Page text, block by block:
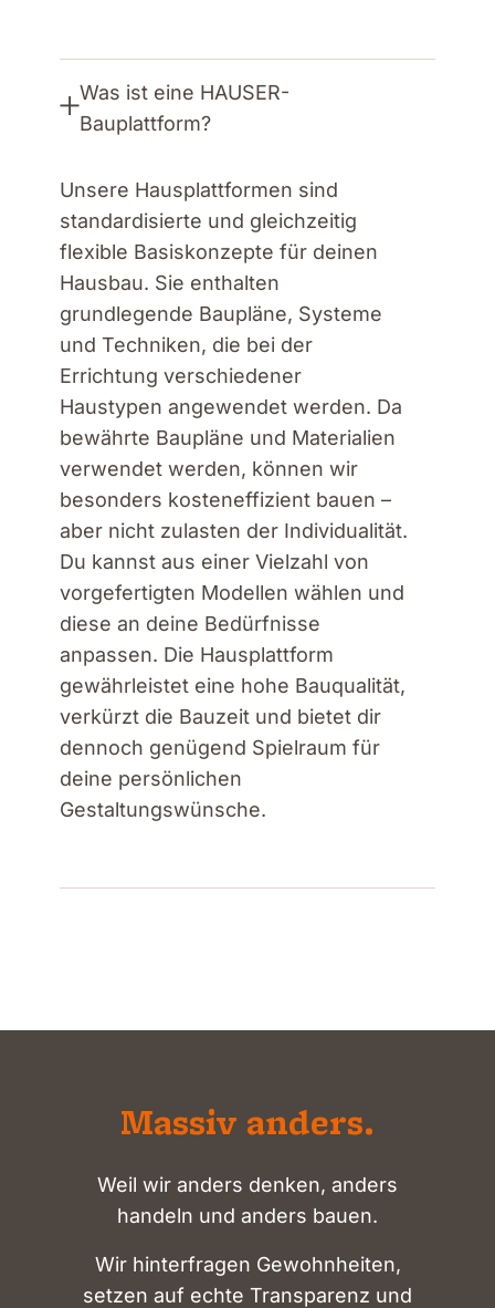
Was ist eine HAUSER-
Bauplattform?
Unsere Hausplattformen sind
standardisierte und gleichzeitig
flexible Basiskonzepte für deinen
Hausbau. Sie enthalten
grundlegende Baupläne, Systeme
und Techniken, die bei der
Errichtung verschiedener
Haustypen angewendet werden. Da
bewährte Baupläne und Materialien
verwendet werden, können wir
besonders kosteneffizient bauen –
aber nicht zulasten der Individualität.
Du kannst aus einer Vielzahl von
vorgefertigten Modellen wählen und
diese an deine Bedürfnisse
anpassen. Die Hausplattform
gewährleistet eine hohe Bauqualität,
verkürzt die Bauzeit und bietet dir
dennoch genügend Spielraum für
deine persönlichen
Gestaltungswünsche.
Massiv anders.
Weil wir anders denken, anders
handeln und anders bauen.
Wir hinterfragen Gewohnheiten,
setzen auf echte Transparenz und